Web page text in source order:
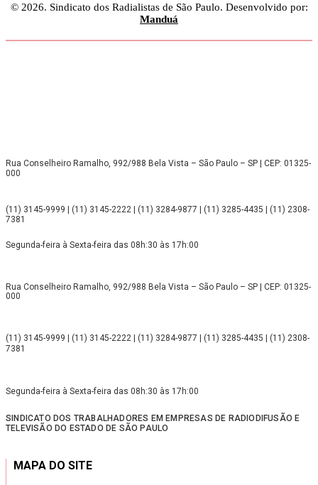
© 2026. Sindicato dos Radialistas de São Paulo. Desenvolvido por:
Manduá
Rua Conselheiro Ramalho, 992/988 Bela Vista – São Paulo – SP | CEP: 01325-
000
(11) 3145-9999 | (11) 3145-2222 | (11) 3284-9877 | (11) 3285-4435 | (11) 2308-
7381
Segunda-feira à Sexta-feira das 08h:30 às 17h:00
Rua Conselheiro Ramalho, 992/988 Bela Vista – São Paulo – SP | CEP: 01325-
000
(11) 3145-9999 | (11) 3145-2222 | (11) 3284-9877 | (11) 3285-4435 | (11) 2308-
7381
Segunda-feira à Sexta-feira das 08h:30 às 17h:00
SINDICATO DOS TRABALHADORES EM EMPRESAS DE RADIODIFUSÃO E
TELEVISÃO DO ESTADO DE SÃO PAULO
MAPA DO SITE